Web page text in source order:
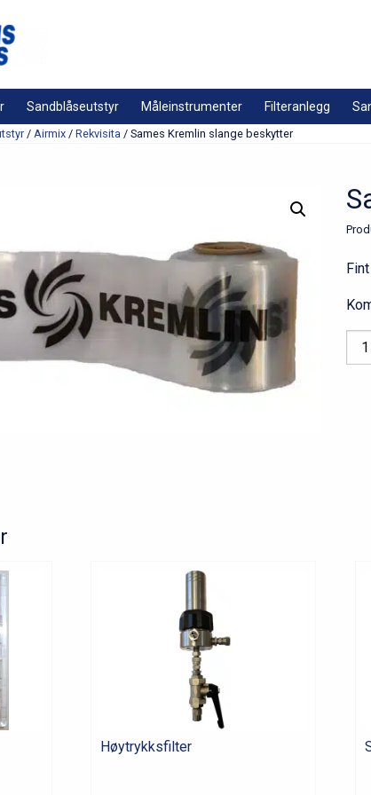
Sandblåseutstyr Måleinstrumenter Filteranlegg
/ Airmix / Rekvisita / Sames Kremlin slange beskytter
Høytrykksfilter